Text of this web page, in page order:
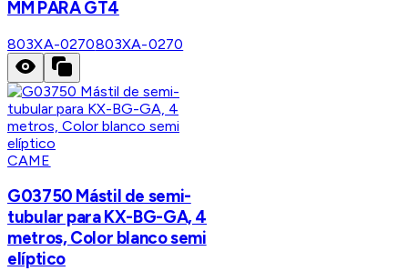
MM PARA GT4
803XA-0270803XA-0270
CAME
G03750 Mástil de semi-
tubular para KX-BG-GA, 4
metros, Color blanco semi
elíptico